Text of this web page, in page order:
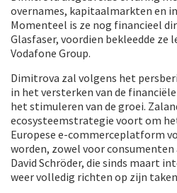
overnames, kapitaalmarkten en
Momenteel is ze nog financieel
Glasfaser, voordien bekleedde ze
Vodafone Group.
Dimitrova zal volgens het
in het versterken van de
het stimuleren van de groei.
ecosysteemstrategie voort om
Europese e-commerceplatform
worden, zowel voor
David Schröder, die sinds maart
weer volledig richten op zijn taken